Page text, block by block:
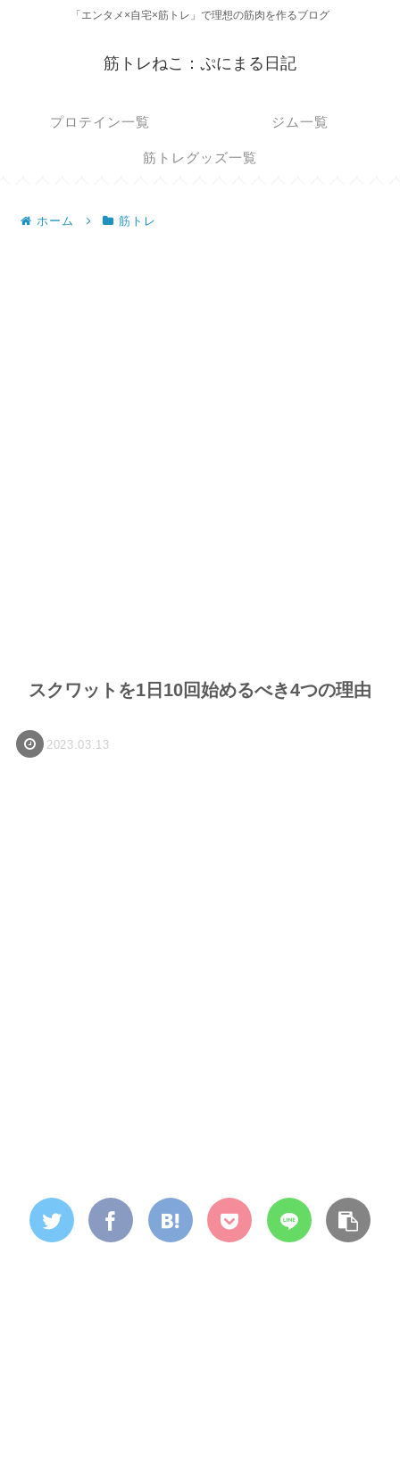
「エンタメ×自宅×筋トレ」で理想の筋肉を作るブログ
筋トレねこ：ぷにまる日記
プロテイン一覧 ジム一覧
筋トレグッズ一覧
ホーム 筋トレ
スクワットを1日10回始めるべき4つの理由
2023.03.13